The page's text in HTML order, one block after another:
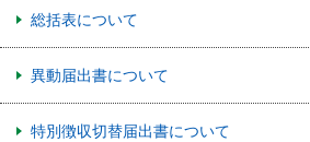
総括表について
異動届出書について
特別徴収切替届出書について